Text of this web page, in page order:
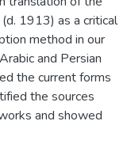
1913) as a critical
method in our
and Persian
the current forms
the sources
and showed